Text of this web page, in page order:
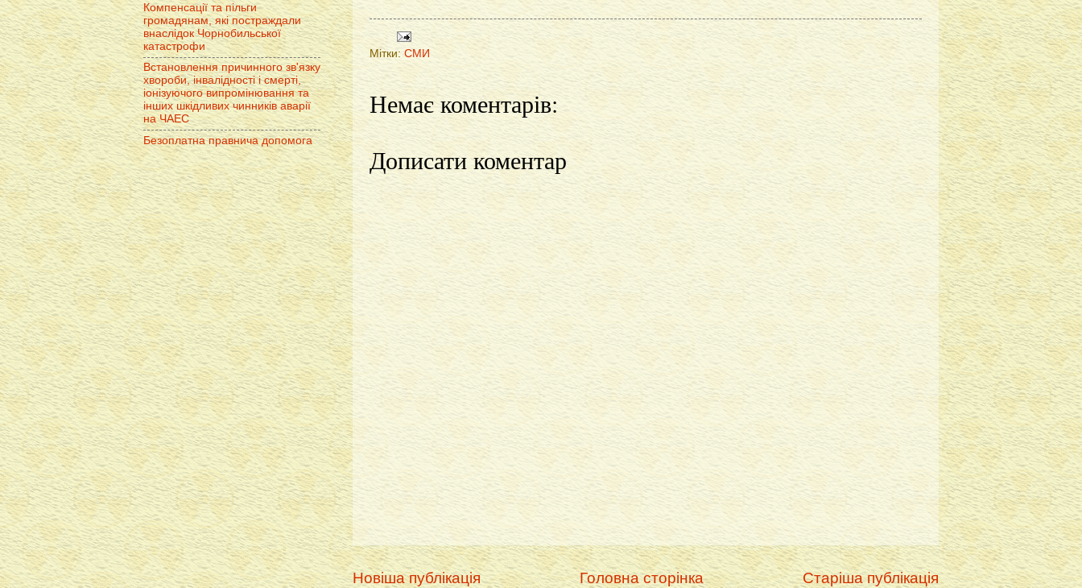
Мітки: СМИ
Немає коментарів:
Дописати коментар
Новіша публікація Старіша публікація
Головна сторінка
Компенсації та пільги
громадянам, які постраждали
внаслідок Чорнобильської
катастрофи
Встановлення причинного зв'язку
хвороби, інвалідності і смерті,
іонізуючого випромінювання та
інших шкідливих чинників аварії
на ЧАЕС
Безоплатна правнича допомога